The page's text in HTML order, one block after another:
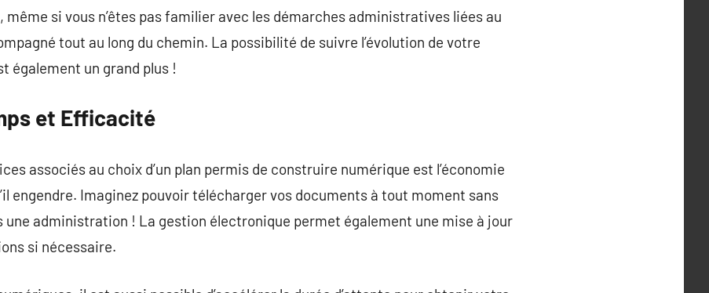
même si vous n’êtes pas familier avec les démarches administratives liées au
tout au long du chemin. La possibilité de suivre l’évolution de votre
également un grand plus !
et Efficacité
associés au choix d’un plan permis de construire numérique est l’économie
engendre. Imaginez pouvoir télécharger vos documents à tout moment sans
une administration ! La gestion électronique permet également une mise à jour
si nécessaire.